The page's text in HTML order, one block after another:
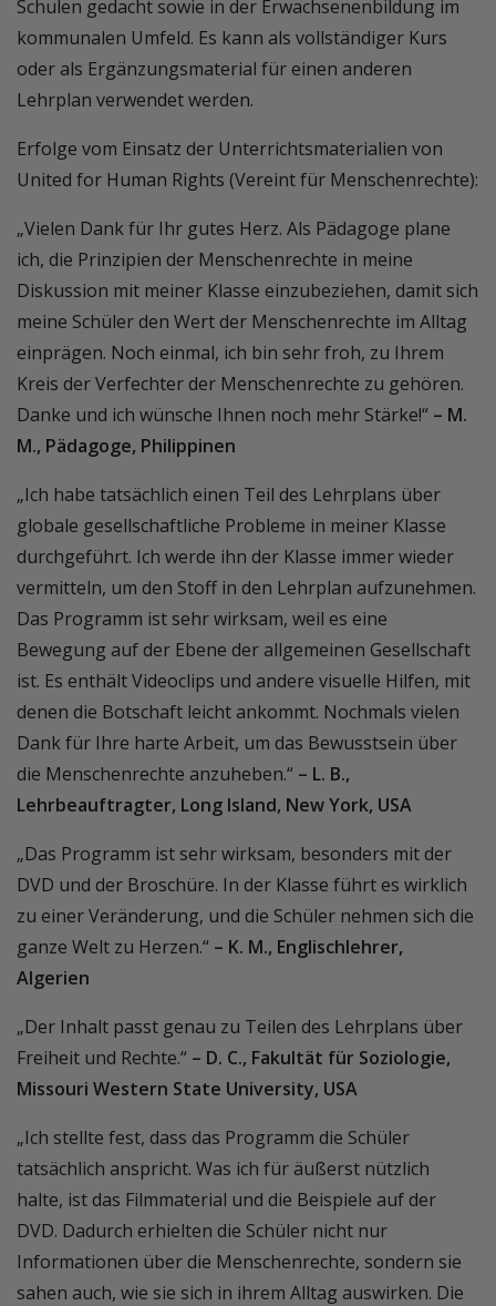
Schulen gedacht sowie in der Erwachsenenbildung im
kommunalen Umfeld. Es kann als vollständiger Kurs
oder als Ergänzungsmaterial für einen anderen
Lehrplan verwendet werden.
Erfolge vom Einsatz der Unterrichtsmaterialien von
United for Human Rights (Vereint für Menschenrechte):
„Vielen Dank für Ihr gutes Herz. Als Pädagoge plane
ich, die Prinzipien der Menschenrechte in meine
Diskussion mit meiner Klasse einzubeziehen, damit sich
meine Schüler den Wert der Menschenrechte im Alltag
einprägen. Noch einmal, ich bin sehr froh, zu Ihrem
Kreis der Verfechter der Menschenrechte zu gehören.
Danke und ich wünsche Ihnen noch mehr Stärke!“ – M.
M., Pädagoge, Philippinen
„Ich habe tatsächlich einen Teil des Lehrplans über
globale gesellschaftliche Probleme in meiner Klasse
durchgeführt. Ich werde ihn der Klasse immer wieder
vermitteln, um den Stoff in den Lehrplan aufzunehmen.
Das Programm ist sehr wirksam, weil es eine
Bewegung auf der Ebene der allgemeinen Gesellschaft
ist. Es enthält Videoclips und andere visuelle Hilfen, mit
denen die Botschaft leicht ankommt. Nochmals vielen
Dank für Ihre harte Arbeit, um das Bewusstsein über
die Menschenrechte anzuheben.“ – L. B.,
Lehrbeauftragter, Long Island, New York, USA
„Das Programm ist sehr wirksam, besonders mit der
DVD und der Broschüre. In der Klasse führt es wirklich
zu einer Veränderung, und die Schüler nehmen sich die
ganze Welt zu Herzen.“ – K. M., Englischlehrer,
Algerien
„Der Inhalt passt genau zu Teilen des Lehrplans über
Freiheit und Rechte.“ – D. C., Fakultät für Soziologie,
Missouri Western State University, USA
„Ich stellte fest, dass das Programm die Schüler
tatsächlich anspricht. Was ich für äußerst nützlich
halte, ist das Filmmaterial und die Beispiele auf der
DVD. Dadurch erhielten die Schüler nicht nur
Informationen über die Menschenrechte, sondern sie
sahen auch, wie sie sich in ihrem Alltag auswirken. Die